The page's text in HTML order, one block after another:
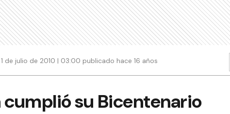
1 de julio de 2010 | 03:00 publicado hace 16 años
su Bicentenario